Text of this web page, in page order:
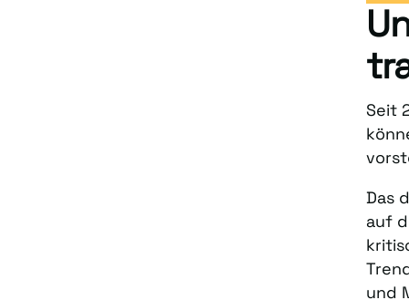
Seit
Das
auf
und